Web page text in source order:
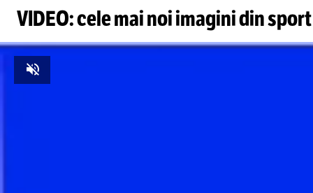
VIDEO: cele mai noi imagini din sport
Unmute